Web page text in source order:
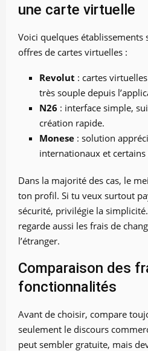
une carte virtuelle
Voici quelques
offres de cartes virtuelles :
Revolut : cartes
très souple depuis
N26 : interface simple,
création rapide.
Monese : solution
internationaux et certains
Dans la majorité des cas, le
ton profil. Si tu veux surtout
sécurité, privilégie la
regarde aussi les frais de
l’étranger.
Comparaison des
fonctionnalités
Avant de choisir, compare
seulement le discours
peut sembler gratuite, mais